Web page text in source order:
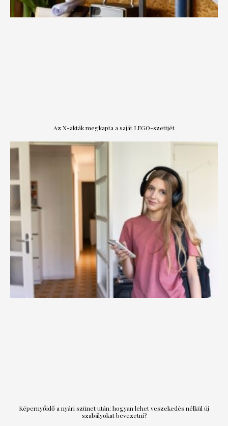
Az X-akták megkapta a saját LEGO-szettjét
Képernyőidő a nyári szünet után: hogyan lehet veszekedés nélkül új
szabályokat bevezetni?